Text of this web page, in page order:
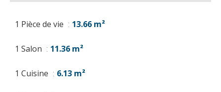
1 Pièce de vie 13.66 m²
1 Salon 11.36 m²
1 Cuisine 6.13 m²